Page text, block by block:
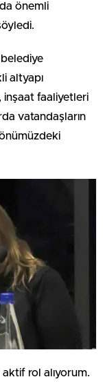
önemli
altyapı
inşaat faaliyetleri
vatandaşların
rol alıyorum.